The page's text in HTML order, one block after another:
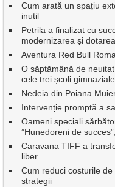
Cum arată un spațiu
inutil
Petrila a finalizat cu
modernizarea și
Aventura Red Bull
O săptămână de
cele trei școli
Nedeia din Poiana
Intervenție promptă a
Oameni speciali
”Hunedoreni de
Caravana TIFF a
liber.
Cum reduci costurile
strategii